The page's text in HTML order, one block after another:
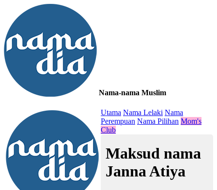
Nama-nama Muslim
Utama Nama Lelaki Nama
Perempuan Nama Pilihan Mom's
Club
Maksud nama
Janna Atiya